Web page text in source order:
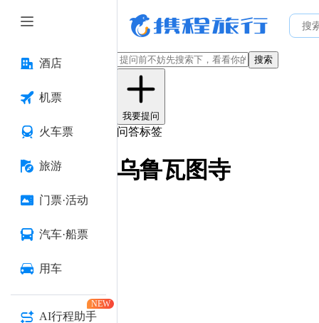
酒店
机票
火车票
旅游
门票·活动
汽车·船票
用车
AI行程助手
NEW
搜索
我要提问
问答标签
乌鲁瓦图寺